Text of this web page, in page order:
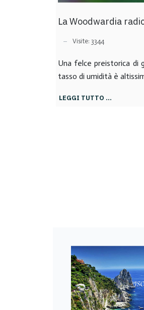
La Woodwardia
Visite: 3344
Una felce preistorica di
tasso di umidità è
LEGGI TUTTO …